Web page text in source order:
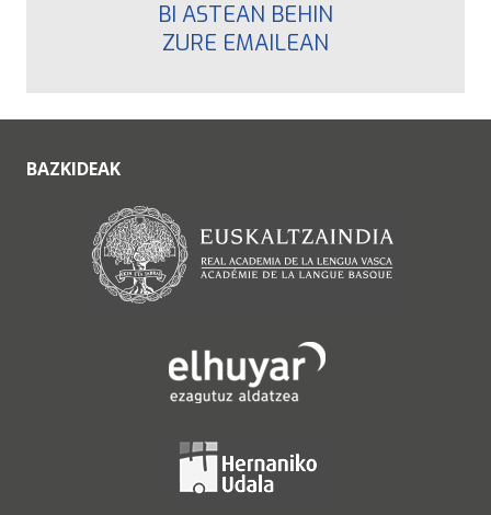
BI ASTEAN BEHIN
ZURE EMAILEAN
BAZKIDEAK